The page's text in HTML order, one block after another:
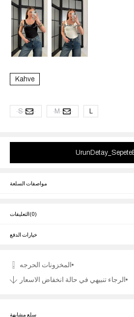
غير متوفر غير متوفر
Kahve
S M L
مواصفات السلعة
التعليقات(0)
خيارات الدفع
الرجاء تنبيهي في حالة انخفاض الاسعار
سلع مشابهة